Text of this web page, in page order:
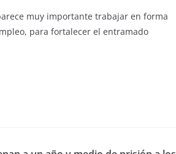
muy importante trabajar en forma
para fortalecer el entramado